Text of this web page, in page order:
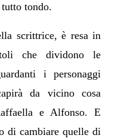
tondo.
scrittrice, è resa in
che dividono le
i personaggi
da vicino cosa
e Alfonso. E
di cambiare quelle di